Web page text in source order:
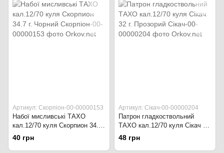
Артикул: Скорпіон-00-00000153
Набої мисливські ТАХО
кал.12/70 куля Скорпион 34.7
г. Чорний
40 грн
Артикул: Сікач-00-00000204
Патрон гладкоствольний
ТАХО кал.12/70 куля Сікач 32
г. Прозорий
48 грн